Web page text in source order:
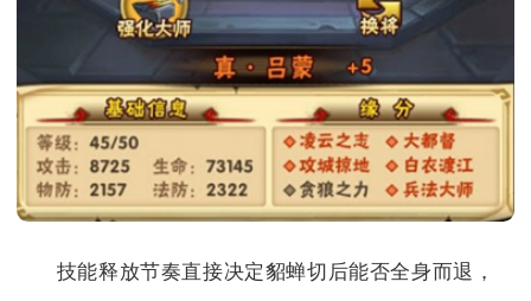
技能释放节奏直接决定貂蝉切后能否全身而退，